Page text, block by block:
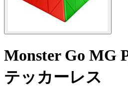
Monster Go MG
テッカーレス